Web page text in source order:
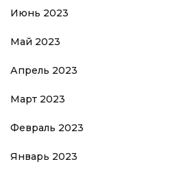
Июнь 2023
Май 2023
Апрель 2023
Март 2023
Февраль 2023
Январь 2023